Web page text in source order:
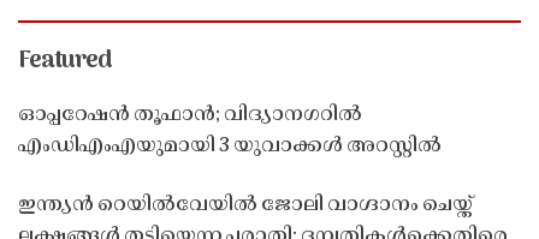
Featured
ഓപ്പറേഷൻ തൂഫാൻ; വിദ്യാനഗറിൽ
എംഡിഎംഎയുമായി 3 യുവാക്കൾ അറസ്റ്റിൽ
ഇന്ത്യൻ റെയിൽവേയിൽ ജോലി വാഗ്ദാനം ചെയ്ത്